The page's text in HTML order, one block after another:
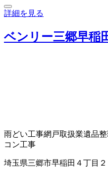
詳細を見る
ベンリー三郷早稲
雨どい工事網戸取扱業遺品
コン工事
埼玉県三郷市早稲田４丁目２